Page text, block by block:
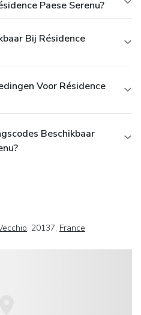
Paese Serenu?
Bij Résidence
Voor Résidence
Beschikbaar
, 20137, France